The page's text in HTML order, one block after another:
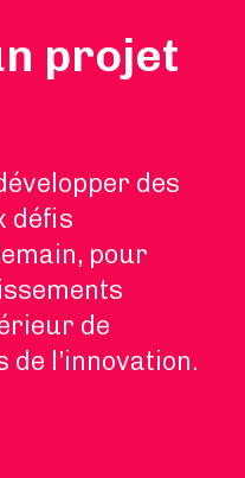
projet
des
défis
pour
de
l’innovation.